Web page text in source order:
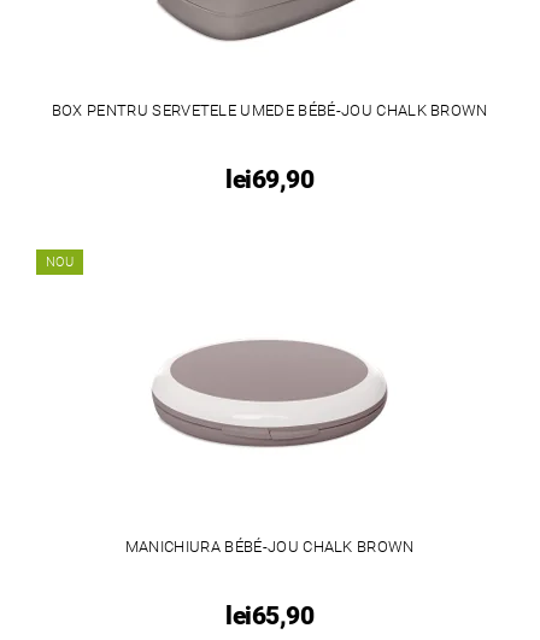
BOX PENTRU SERVETELE UMEDE BÉBÉ-JOU CHALK BROWN
lei69,90
NOU
MANICHIURA BÉBÉ-JOU CHALK BROWN
lei65,90